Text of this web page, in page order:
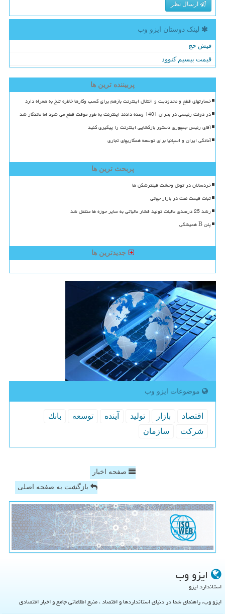
ارسال نظر
لینک دوستان ایزو وب
فیش حج
قیمت بیسیم کنوود
پربیننده ترین ها
خسارتهای قطع و محدودیت و اختلال اینترنت بازهم برای کسب وکارها خاطره تلخ به همراه دارد
در دولت رئیسی در بحران 1401 وعده دادند اینترنت به طور موقت قطع می شود اما ماندگار شد
آقای رئیس جمهوری دستور بازگشایی اینترنت را پیگیری کنید
آمادگی ایران و اسپانیا برای توسعه همکاریهای تجاری
پربحث ترین ها
خردسالان در تونل وحشت فیلترشکن ها
ثبات قیمت نفت در بازار جهانی
رشد 25 درصدی مالیات تولید فشار مالیاتی به سایر حوزه ها منتقل شد
پلن B همیشگی
جدیدترین ها
موضوعات ایزو وب
اقتصاد بازار تولید آینده توسعه
بانك
شركت
سازمان
صفحه اخبار
بازگشت به صفحه اصلی
ایزو وب
استاندارد ایزو
ایزو وب، راهنمای شما در دنیای استانداردها و اقتصاد ، منبع اطلاعاتی جامع و اخبار اقتصادی